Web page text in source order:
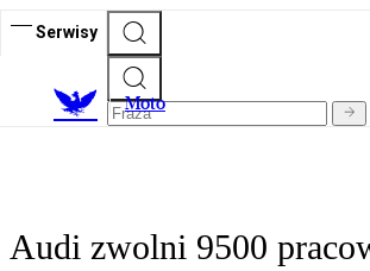
Serwisy
Moto
Audi zwolni 9500